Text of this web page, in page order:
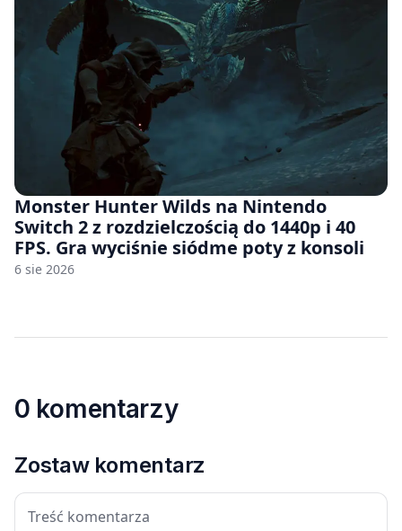
Monster Hunter Wilds na Nintendo
Switch 2 z rozdzielczością do 1440p i 40
FPS. Gra wyciśnie siódme poty z konsoli
6 sie 2026
0 komentarzy
Zostaw komentarz